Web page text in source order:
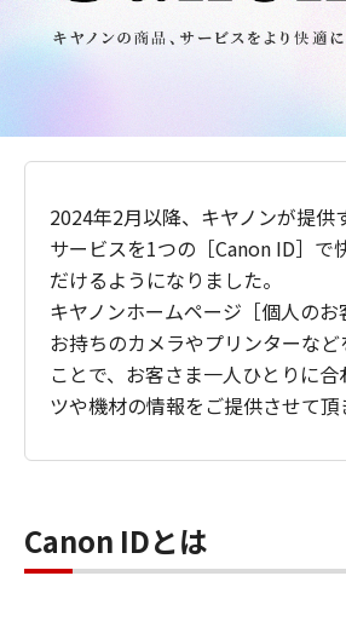
2024年2月以降、キヤノンが提供
サービスを1つの［Canon ID］で
だけるようになりました。
キヤノンホームページ［個人のお
お持ちのカメラやプリンターな
ことで、お客さま一人ひとりに
ツや機材の情報をご提供させて頂
Canon IDとは